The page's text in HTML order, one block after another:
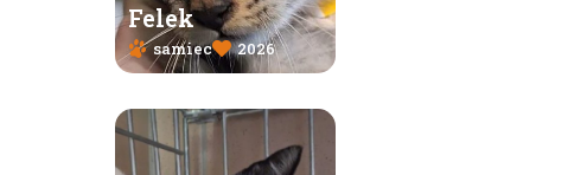
Felek
samiec 2026